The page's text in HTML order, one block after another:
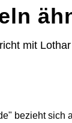
mit
bezieht sich